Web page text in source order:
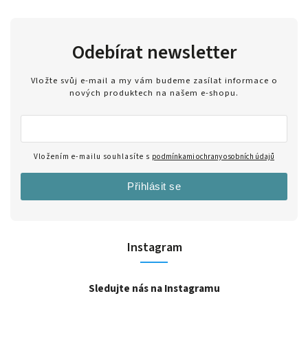
Instagram
Sledujte nás na Instagramu
Odebírat newsletter
Vložte svůj e-mail a my vám budeme zasílat informace o
nových produktech na našem e-shopu.
Vložením e-mailu souhlasíte s podmínkami ochrany osobních údajů
Přihlásit se